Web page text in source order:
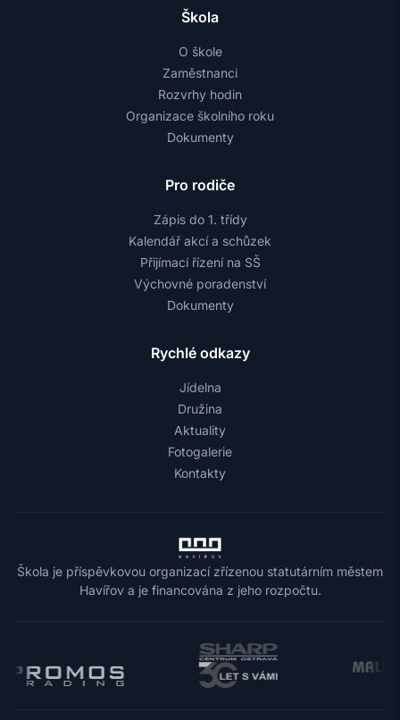
Škola
O škole
Zaměstnanci
Rozvrhy hodin
Organizace školního roku
Dokumenty
Pro rodiče
Zápis do 1. třídy
Kalendář akcí a schůzek
Přijímací řízení na SŠ
Výchovné poradenství
Dokumenty
Rychlé odkazy
Jídelna
Družina
Aktuality
Fotogalerie
Kontakty
Škola je příspěvkovou organizací zřízenou statutárním městem
Havířov a je financována z jeho rozpočtu.